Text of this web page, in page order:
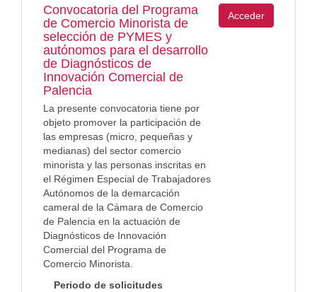
Convocatoria del Programa
de Comercio Minorista de
selección de PYMES y
autónomos para el desarrollo
de Diagnósticos de
Innovación Comercial de
Palencia
La presente convocatoria tiene por
objeto promover la participación de
las empresas (micro, pequeñas y
medianas) del sector comercio
minorista y las personas inscritas en
el Régimen Especial de Trabajadores
Autónomos de la demarcación
cameral de la Cámara de Comercio
de Palencia en la actuación de
Diagnósticos de Innovación
Comercial del Programa de
Comercio Minorista.
Periodo de solicitudes
Acceder